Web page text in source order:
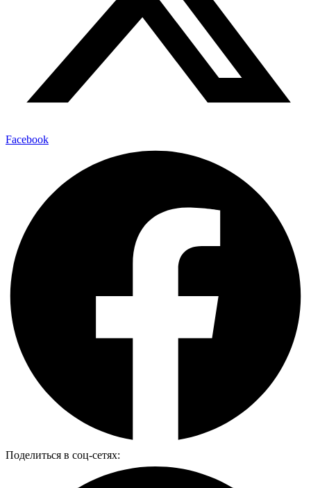
Facebook
Поделиться в соц-сетях: